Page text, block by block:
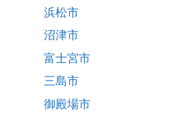
浜松市
沼津市
富士宮市
三島市
御殿場市